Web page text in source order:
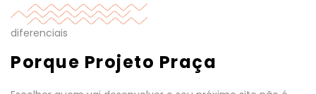
diferenciais
Porque Projeto Praça